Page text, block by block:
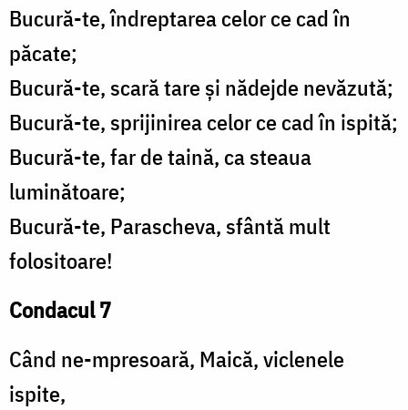
Bucură-te, îndreptarea celor ce cad în
păcate;
Bucură-te, scară tare și nădejde nevăzută;
Bucură-te, sprijinirea celor ce cad în ispită;
Bucură-te, far de taină, ca steaua
luminătoare;
Bucură-te, Parascheva, sfântă mult
folositoare!
Condacul 7
Când ne-mpresoară, Maică, viclenele
ispite,